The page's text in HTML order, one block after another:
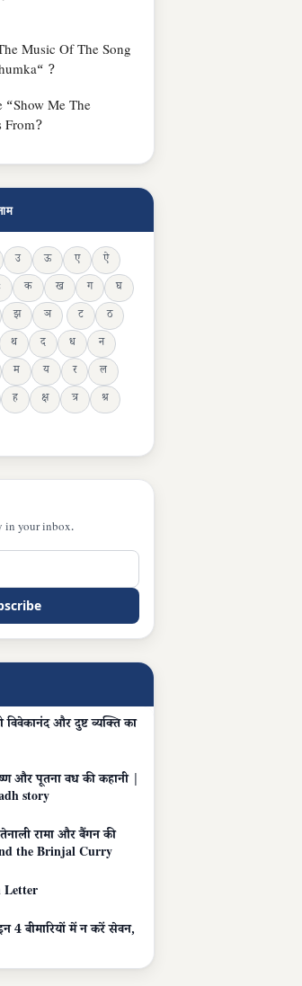
Music Of The Song
?
Me The
From?
उ ऊ ए
ऐ
क ख ग
घ
झ ञ ट
ठ
थ द ध
न
म य र
ल
ह क्ष त्र
श्र
in your inbox.
विवेकानंद और दुष्ट व्यक्ति का
और पूतना वध की कहानी |
story
रामा और बैंगन की
the Brinjal Curry
Letter
4 बीमारियों में न करें सेवन,